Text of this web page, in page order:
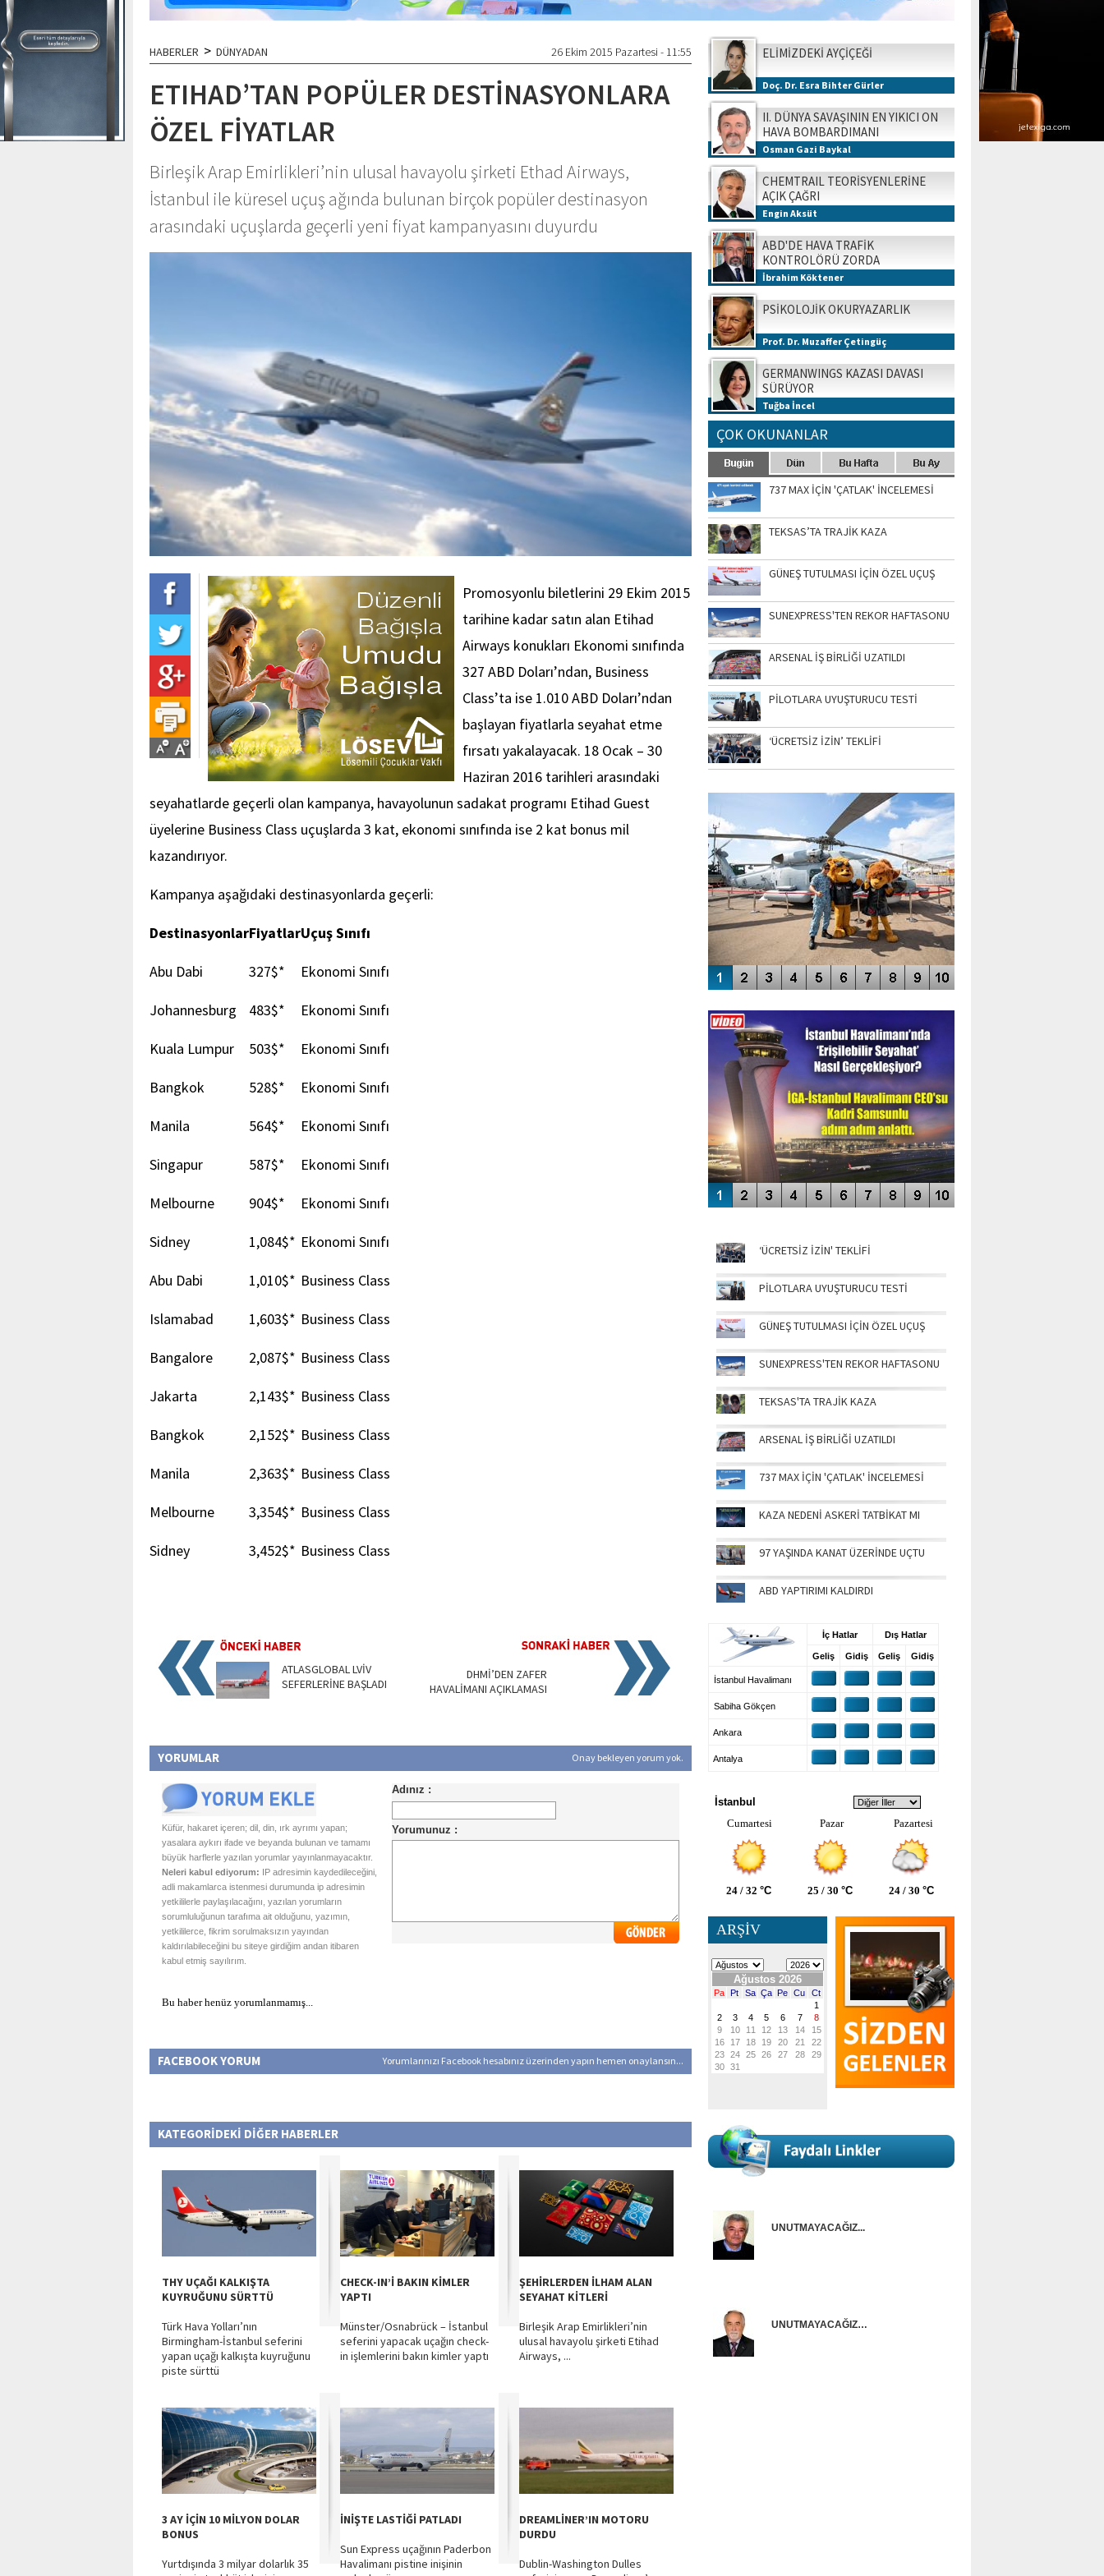
HABERLER > DÜNYADAN 26 Ekim 2015 Pazartesi - 11:55
ETIHAD’TAN POPÜLER DESTİNASYONLARA
ÖZEL FİYATLAR
Birleşik Arap Emirlikleri’nin ulusal havayolu şirketi Ethad Airways,
İstanbul ile küresel uçuş ağında bulunan birçok popüler destinasyon
arasındaki uçuşlarda geçerli yeni fiyat kampanyasını duyurdu
Promosyonlu biletlerini 29 Ekim 2015
tarihine kadar satın alan Etihad
Airways konukları Ekonomi sınıfında
327 ABD Doları’ndan, Business
Class’ta ise 1.010 ABD Doları’ndan
başlayan fiyatlarla seyahat etme
fırsatı yakalayacak. 18 Ocak – 30
Haziran 2016 tarihleri arasındaki
seyahatlarde geçerli olan kampanya, havayolunun sadakat programı Etihad Guest
üyelerine Business Class uçuşlarda 3 kat, ekonomi sınıfında ise 2 kat bonus mil
kazandırıyor.
Kampanya aşağıdaki destinasyonlarda geçerli:
DestinasyonlarFiyatlarUçuş Sınıfı
Abu Dabi 327$* Ekonomi Sınıfı
Johannesburg 483$* Ekonomi Sınıfı
Kuala Lumpur 503$* Ekonomi Sınıfı
Bangkok 528$* Ekonomi Sınıfı
Manila 564$* Ekonomi Sınıfı
Singapur 587$* Ekonomi Sınıfı
Melbourne 904$* Ekonomi Sınıfı
Sidney 1,084$* Ekonomi Sınıfı
Abu Dabi 1,010$* Business Class
Islamabad 1,603$* Business Class
Bangalore 2,087$* Business Class
Jakarta 2,143$* Business Class
Bangkok 2,152$* Business Class
Manila 2,363$* Business Class
Melbourne 3,354$* Business Class
Sidney 3,452$* Business Class
ATLASGLOBAL LVİV
SEFERLERİNE BAŞLADI
DHMİ’DEN ZAFER
HAVALİMANI AÇIKLAMASI
YORUMLAR Onay bekleyen yorum yok.
Küfür, hakaret içeren; dil, din, ırk ayrımı yapan;
yasalara aykırı ifade ve beyanda bulunan ve tamamı
büyük harflerle yazılan yorumlar yayınlanmayacaktır.
Neleri kabul ediyorum: IP adresimin kaydedileceğini,
adli makamlarca istenmesi durumunda ip adresimin
yetkililerle paylaşılacağını, yazılan yorumların
sorumluluğunun tarafıma ait olduğunu, yazımın,
yetkililerce, fikrim sorulmaksızın yayından
kaldırılabileceğini bu siteye girdiğim andan itibaren
kabul etmiş sayılırım.
Bu haber henüz yorumlanmamış...
FACEBOOK YORUM Yorumlarınızı Facebook hesabınız üzerinden yapın hemen onaylansın...
KATEGORİDEKİ DİĞER HABERLER
THY UÇAĞI KALKIŞTA
KUYRUĞUNU SÜRTTÜ
Türk Hava Yolları’nın
Birmingham-İstanbul seferini
yapan uçağı kalkışta kuyruğunu
piste sürttü
CHECK-IN’İ BAKIN KİMLER
YAPTI
Münster/Osnabrück – İstanbul
seferini yapacak uçağın check-
in işlemlerini bakın kimler yaptı
ŞEHİRLERDEN İLHAM ALAN
SEYAHAT KİTLERİ
Birleşik Arap Emirlikleri’nin
ulusal havayolu şirketi Etihad
Airways, ...
3 AY İÇİN 10 MİLYON DOLAR
BONUS
Yurtdışında 3 milyar dolarlık 35
İNİŞTE LASTİĞİ PATLADI
Sun Express uçağının Paderbon
Havalimanı pistine inişinin
DREAMLİNER’IN MOTORU
DURDU
Dublin-Washington Dulles
ELİMİZDEKİ AYÇİÇEĞİ
Doç. Dr. Esra Bihter Gürler
II. DÜNYA SAVAŞININ EN YIKICI ON
HAVA BOMBARDIMANI
Osman Gazi Baykal
CHEMTRAIL TEORİSYENLERİNE
AÇIK ÇAĞRI
Engin Aksüt
ABD'DE HAVA TRAFİK
KONTROLÖRÜ ZORDA
İbrahim Köktener
PSİKOLOJİK OKURYAZARLIK
Prof. Dr. Muzaffer Çetingüç
GERMANWINGS KAZASI DAVASI
SÜRÜYOR
Tuğba İncel
ÇOK OKUNANLAR
737 MAX İÇİN 'ÇATLAK' İNCELEMESİ
TEKSAS’TA TRAJİK KAZA
GÜNEŞ TUTULMASI İÇİN ÖZEL UÇUŞ
SUNEXPRESS'TEN REKOR HAFTASONU
ARSENAL İŞ BİRLİĞİ UZATILDI
PİLOTLARA UYUŞTURUCU TESTİ
‘ÜCRETSİZ İZİN’ TEKLİFİ
SİNGAPUR AIRSHOW-2020
ENGELLERİN AŞILDIĞI HAVALİMANI
‘ÜCRETSİZ İZİN' TEKLİFİ
PİLOTLARA UYUŞTURUCU TESTİ
GÜNEŞ TUTULMASI İÇİN ÖZEL UÇUŞ
SUNEXPRESS'TEN REKOR HAFTASONU
TEKSAS'TA TRAJİK KAZA
ARSENAL İŞ BİRLİĞİ UZATILDI
737 MAX İÇİN 'ÇATLAK' İNCELEMESİ
KAZA NEDENİ ASKERİ TATBİKAT MI
97 YAŞINDA KANAT ÜZERİNDE UÇTU
ABD YAPTIRIMI KALDIRDI
İç Hatlar Dış Hatlar
Geliş Gidiş Geliş Gidiş
İstanbul Havalimanı
Sabiha Gökçen
Ankara
Antalya
İstanbul
Cumartesi
Pazar Pazartesi
24 / 32 °C 25 / 30 °C 24 / 30 °C
ARŞİV
UNUTMAYACAĞIZ...
UNUTMAYACAĞIZ…